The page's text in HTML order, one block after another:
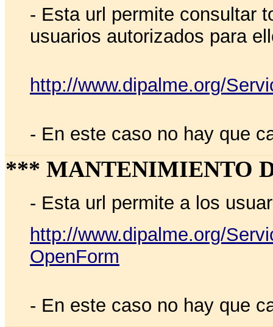
- Esta url permite consultar
usuarios autorizados para
http://www.dipalme.org/
- En este caso no hay que
*** MANTENIMIENTO
- Esta url permite a los
http://www.dipalme.org/
OpenForm
- En este caso no hay que